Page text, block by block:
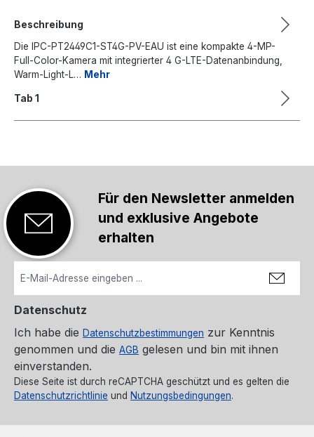
Beschreibung
Die IPC-PT2449C1-ST4G-PV-EAU ist eine kompakte 4-MP-
Full-Color-Kamera mit integrierter 4 G-LTE-Daten­anbindung,
Warm-Light-L… Mehr
Tab 1
Für den Newsletter anmelden
und exklusive Angebote
erhalten
Datenschutz
Ich habe die Datenschutzbestimmungen zur Kenntnis
genommen und die AGB gelesen und bin mit ihnen
einverstanden.
Diese Seite ist durch reCAPTCHA geschützt und es gelten die
Datenschutzrichtlinie und Nutzungsbedingungen.